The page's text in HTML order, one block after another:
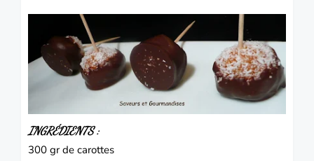
INGRÉDIENTS :
300 gr de carottes